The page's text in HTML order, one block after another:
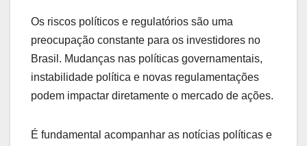
Os riscos políticos e regulatórios são uma
preocupação constante para os investidores no
Brasil. Mudanças nas políticas governamentais,
instabilidade política e novas regulamentações
podem impactar diretamente o mercado de ações.
É fundamental acompanhar as notícias políticas e